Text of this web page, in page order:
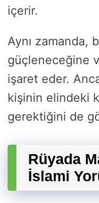
içerir.
Aynı zamanda,
güçleneceğine
işaret eder.
kişinin elindeki
gerektiğini de
Rüyada
İslami